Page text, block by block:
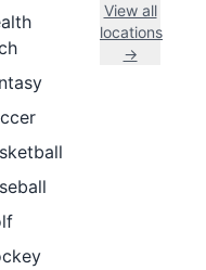
View all
locations
→